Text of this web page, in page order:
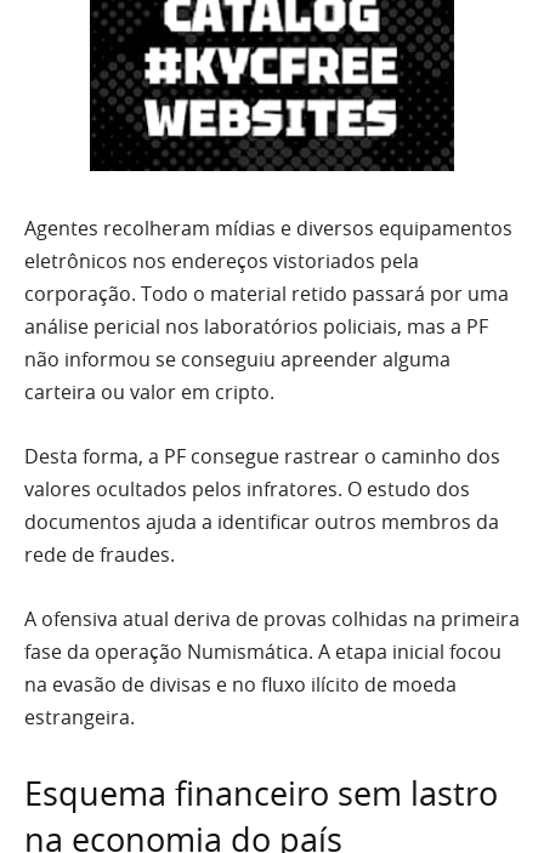
Agentes recolheram mídias e diversos equipamentos
eletrônicos nos endereços vistoriados pela
corporação. Todo o material retido passará por uma
análise pericial nos laboratórios policiais, mas a PF
não informou se conseguiu apreender alguma
carteira ou valor em cripto.
Desta forma, a PF consegue rastrear o caminho dos
valores ocultados pelos infratores. O estudo dos
documentos ajuda a identificar outros membros da
rede de fraudes.
A ofensiva atual deriva de provas colhidas na primeira
fase da operação Numismática. A etapa inicial focou
na evasão de divisas e no fluxo ilícito de moeda
estrangeira.
Esquema financeiro sem lastro
na economia do país